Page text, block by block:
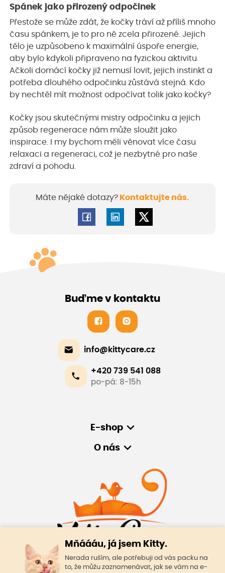
Spánek jako přirozený odpočinek
Přestože se může zdát, že kočky tráví až příliš mnoho
času spánkem, je to pro ně zcela přirozené. Jejich
tělo je uzpůsobeno k maximální úspoře energie,
aby bylo kdykoli připraveno na fyzickou aktivitu.
Ačkoli domácí kočky již nemusí lovit, jejich instinkt a
potřeba dlouhého odpočinku zůstává stejná. Kdo
by nechtěl mít možnost odpočívat tolik jako kočky?
Kočky jsou skutečnými mistry odpočinku a jejich
způsob regenerace nám může sloužit jako
inspirace. I my bychom měli věnovat více času
relaxaci a regeneraci, což je nezbytné pro naše
zdraví a pohodu.
Máte nějaké dotazy? Kontaktujte nás.
Buďme v kontaktu
info@kittycare.cz
+420 739 541 088
po-pá: 8-15h
E-shop
O nás
Mňáááu, já jsem Kitty.
Nerada ruším, ale potřebuji od vás packu na
to, že můžu zaznamenávat, jak se vám na e-